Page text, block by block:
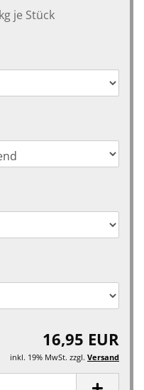
je Stück
16,95 EUR
inkl. 19% MwSt. zzgl. Versand